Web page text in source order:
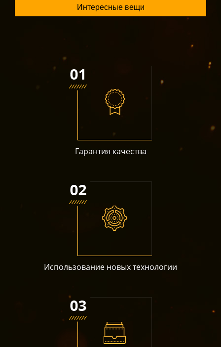
Интересные вещи
Гарантия качества
Использование новых технологии